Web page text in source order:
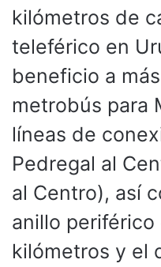
kilómetros de
teleférico en
beneficio a
metrobús para
líneas de
Pedregal al
al Centro), así
anillo periférico
kilómetros y el